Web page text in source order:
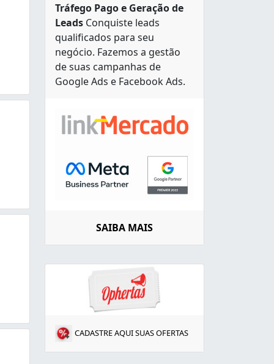
Tráfego Pago e Geração de
Leads Conquiste leads
qualificados para seu
negócio. Fazemos a gestão
de suas campanhas de
Google Ads e Facebook Ads.
SAIBA MAIS
CADASTRE AQUI SUAS OFERTAS